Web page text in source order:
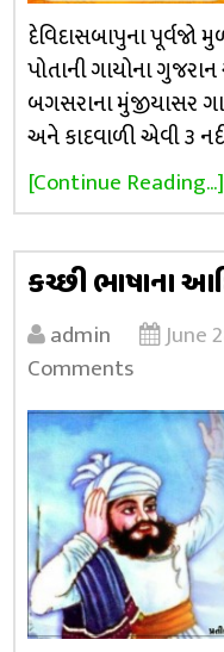
દેવિદાસબાપુના પૂર્વજો
પોતાની ગાયોના
બગસરાના મુંજીયાસર
અને કાદવાળી એવી ૩
[Continue Reading...]
કચ્છી ભાષાના
admin June
Comments